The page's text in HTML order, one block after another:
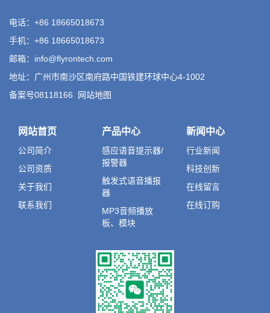
电话：+86 18665018673
手机：+86 18665018673
邮箱：info@flyrontech.com
地址：广州市南沙区南府路中国铁建环球中心4-1002
备案号08118166
网站地图
网站首页
公司简介
公司资质
关于我们
联系我们
产品中心
感应语音提示器/
报警器
触发式语音播报
器
MP3音频播放
板、模块
新闻中心
行业新闻
科技创新
在线留言
在线订购